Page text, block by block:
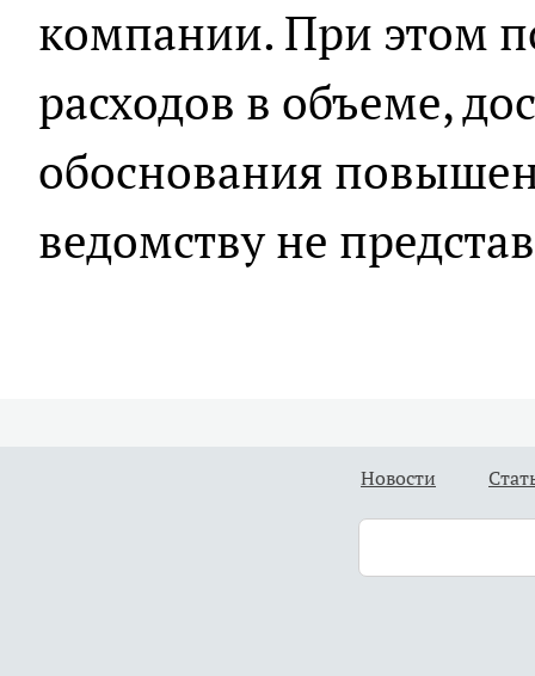
компании. При этом
расходов в объеме,
обоснования
ведомству не
Новости